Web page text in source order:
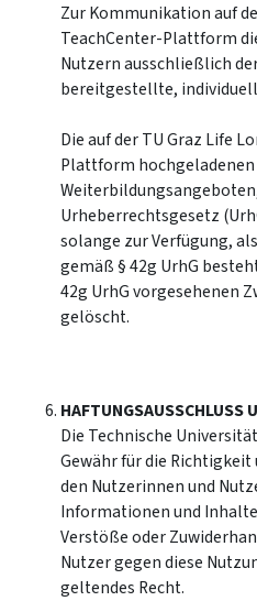
Zur Kommunikation auf
TeachCenter-Plattform
Nutzern ausschließlich
bereitgestellte,
Die auf der TU Graz Life
Plattform
Urheberrechtsgesetz
solange zur Verfügung,
gemäß § 42g UrhG
42g UrhG vorgesehenen
gelöscht.
HAFTUNGSAUSSCHLUSS
Die Technische
Gewähr für die
den Nutzerinnen und
Informationen und
Verstöße oder
Nutzer gegen diese
geltendes Recht.